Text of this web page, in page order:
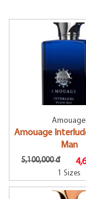
Amouage
Amouage
Man
5,100,000 đ
1 Sizes